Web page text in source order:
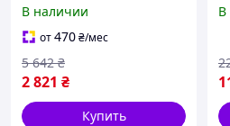
регулятор кислотности и
консервант, безопасна
для продуктов
В наличии
от470₴/мес
2 821 ₴
5 642 ₴
Купить
В